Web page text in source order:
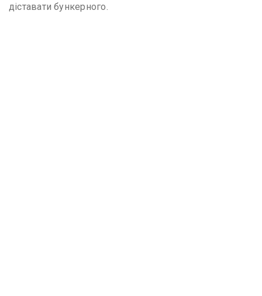
діставати бункерного.